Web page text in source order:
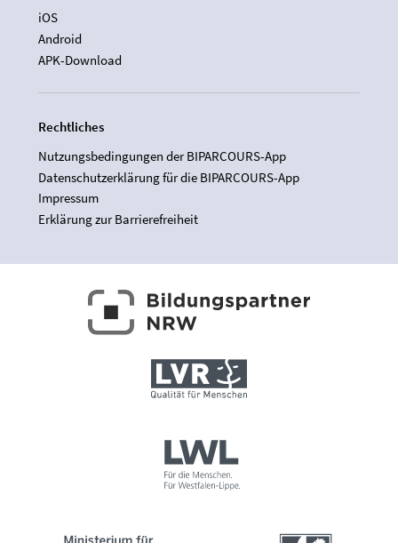
iOS
Android
APK-Download
Rechtliches
Nutzungsbedingungen der BIPARCOURS-App
Datenschutzerklärung für die BIPARCOURS-App
Impressum
Erklärung zur Barrierefreiheit